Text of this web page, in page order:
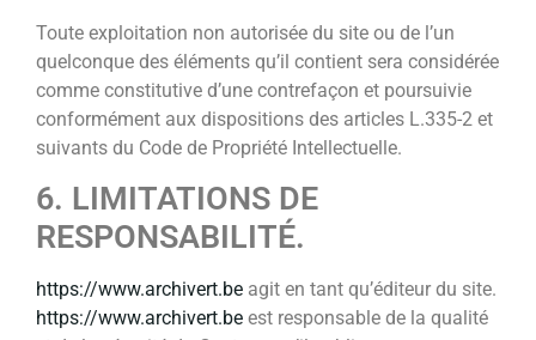
Toute exploitation non autorisée du site ou de l’un
quelconque des éléments qu’il contient sera considérée
comme constitutive d’une contrefaçon et poursuivie
conformément aux dispositions des articles L.335-2 et
suivants du Code de Propriété Intellectuelle.
6. LIMITATIONS DE
RESPONSABILITÉ.
https://www.archivert.be agit en tant qu’éditeur du site.
https://www.archivert.be est responsable de la qualité